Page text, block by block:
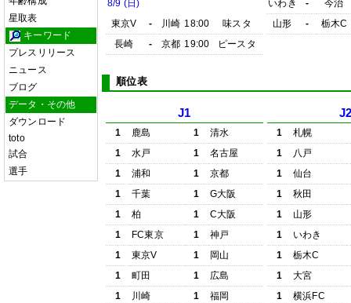
星取表
キーワード
プレスリリース
ニュース
ブログ
データ・その他
ダウンロード
toto
試合
選手
8/9 (日)
東京V
- 川崎 18:00
味スタ
長崎
- 京都 19:00 ピースタ
いわき
-
今治
山形
- 栃木C
順位表
J1
1 鹿島 1
清水
1
水戸 1
名古屋
1
浦和 1
京都
1
千葉 1
G大阪
1
柏 1
C大阪
1
FC東京 1
神戸
1
東京V 1
岡山
1
町田 1
広島
1
川崎 1
福岡
1
札幌
1
八戸
1
仙台
1
秋田
1
山形
1
いわき
1
栃木C
1
大宮
1
横浜FC